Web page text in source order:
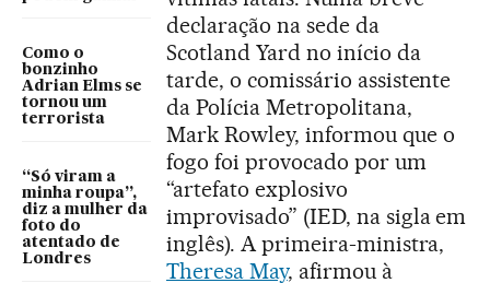
Como o
bonzinho
Adrian Elms se
tornou um
terrorista
“Só viram a
minha roupa”,
diz a mulher da
foto do
atentado de
Londres
declaração na sede da
Scotland Yard no início da
tarde, o comissário assistente
da Polícia Metropolitana,
Mark Rowley, informou que o
fogo foi provocado por um
“artefato explosivo
improvisado” (IED, na sigla em
inglês). A primeira-ministra,
Theresa May, afirmou à